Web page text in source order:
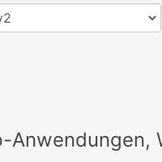
Anwendungen,